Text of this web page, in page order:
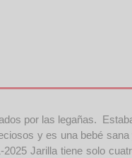
por las legañas.
y es una bebé
Jarilla tiene solo